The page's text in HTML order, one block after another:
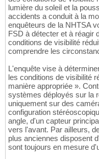
lumière du soleil et la
accidents a conduit à la
enquêteurs de la NHTSA
FSD à détecter et à réagir
conditions de visibilité
comprendre les
L'enquête vise à
les conditions de visibilité
manière appropriée ».
systèmes déployés sur la
uniquement sur des
configuration
angle, d'un capteur
vers l'avant. Par ailleurs,
plus anciennes disposent
sont toujours en mesure